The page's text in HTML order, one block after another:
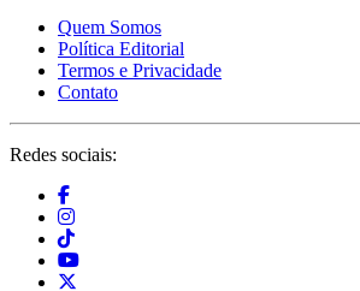
Quem Somos
Política Editorial
Termos e Privacidade
Contato
Redes sociais: